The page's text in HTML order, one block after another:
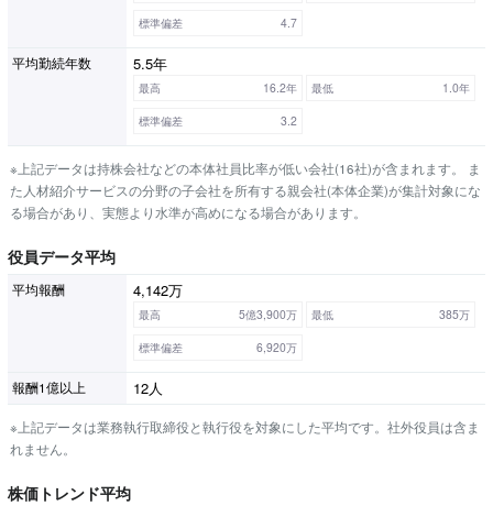
標準偏差
4.7
平均勤続年数 5.5年
最高 16.2年 最低
1.0年
標準偏差
3.2
※上記データは持株会社などの本体社員比率が低い会社(16社)が含まれます。 ま
た人材紹介サービスの分野の子会社を所有する親会社(本体企業)が集計対象にな
る場合があり、実態より水準が高めになる場合があります。
役員データ平均
平均報酬 4,142万
最高 5億3,900万 最低
385万
標準偏差
6,920万
報酬1億以上 12人
※上記データは業務執行取締役と執行役を対象にした平均です。社外役員は含ま
れません。
株価トレンド平均